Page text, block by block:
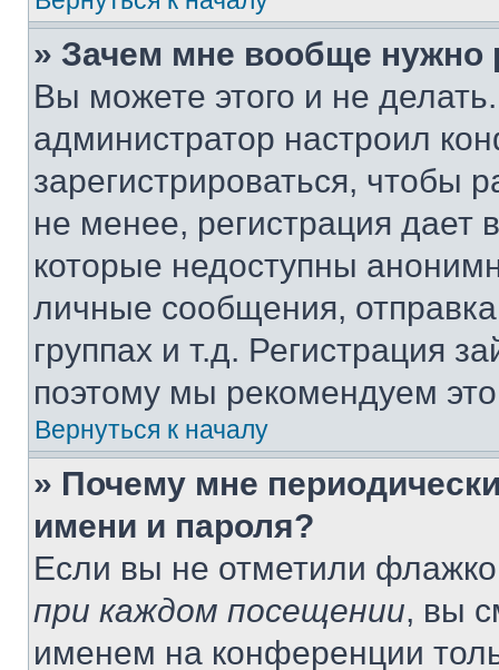
» Зачем мне вообще нужно
Вы можете этого и не
администратор настроил
зарегистрироваться, чтобы
не менее, регистрация
которые недоступны
личные сообщения,
группах и т.д. Регистрация
поэтому мы рекомендуем
Вернуться к началу
» Почему мне
имени и пароля?
Если вы не отметили
при каждом посещении, вы
именем на конференции